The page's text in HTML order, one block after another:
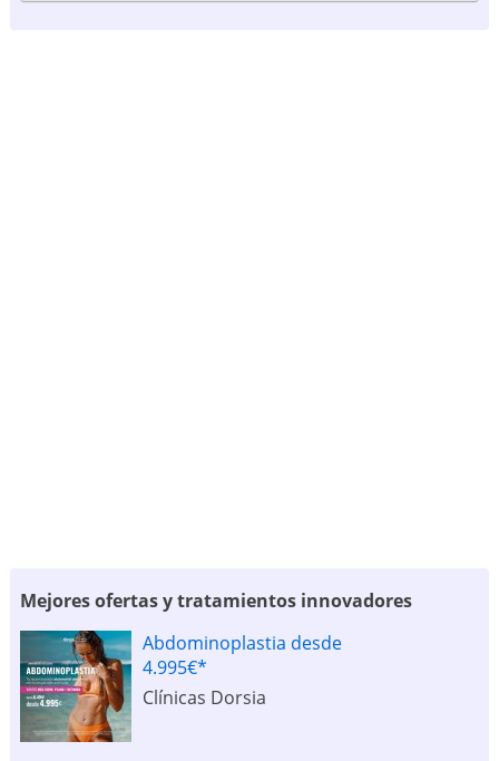
Mejores ofertas y tratamientos innovadores
Abdominoplastia desde
4.995€*
Clínicas Dorsia